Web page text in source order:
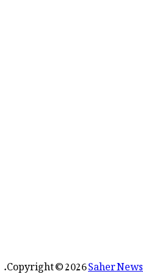
Copyright © 2026Saher News
.